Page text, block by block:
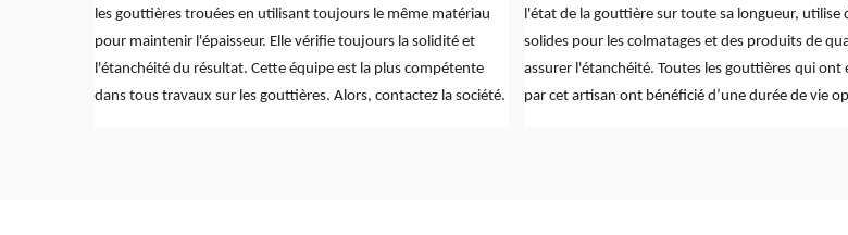
les gouttières trouées en utilisant toujours le même matériau
pour maintenir l'épaisseur. Elle vérifie toujours la solidité et
l'étanchéité du résultat. Cette équipe est la plus compétente
dans tous travaux sur les gouttières. Alors, contactez la société.
l'état de la gouttière sur toute sa longueur, utilise
solides pour les colmatages et des produits de
assurer l'étanchéité. Toutes les gouttières qui ont
par cet artisan ont bénéficié d’une durée de vie